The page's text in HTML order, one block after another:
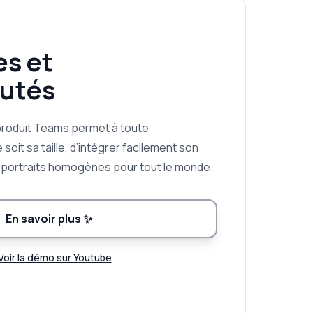
et
Teams permet à toute
sa taille, d’intégrer facilement son
homogènes pour tout le monde.
En savoir plus✨
la démo sur Youtube